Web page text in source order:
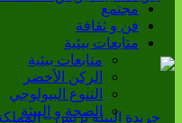
مجتمع
فن و ثقافة
متابعات بيئية
متابعات بيئية
الركن الأخضر
التنوع البيولوجي
الصحة و البيئة